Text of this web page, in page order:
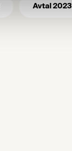
Avtal 2023